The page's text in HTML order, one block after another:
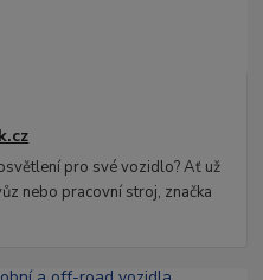
pro své vozidlo? Ať už
nebo pracovní stroj, značka